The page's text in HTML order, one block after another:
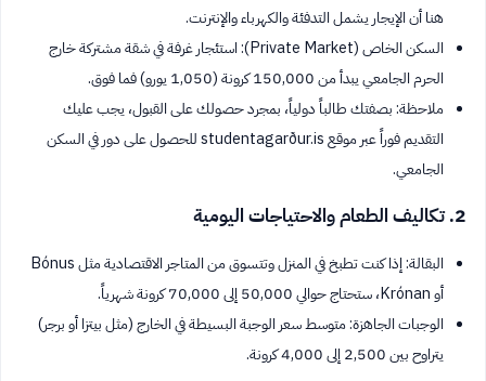
هنا أن الإيجار يشمل التدفئة والكهرباء والإنترنت.
السكن الخاص (Private Market): استئجار غرفة في شقة مشتركة خارج
الحرم الجامعي يبدأ من 150,000 كرونة (1,050 يورو) فما فوق.
ملاحظة: بصفتك طالباً دولياً، بمجرد حصولك على القبول، يجب عليك
التقديم فوراً عبر موقع studentagarður.is للحصول على دور في السكن
الجامعي.
2. تكاليف الطعام والاحتياجات اليومية
البقالة: إذا كنت تطبخ في المنزل وتتسوق من المتاجر الاقتصادية مثل Bónus
أو Krónan، ستحتاج حوالي 50,000 إلى 70,000 كرونة شهرياً.
الوجبات الجاهزة: متوسط سعر الوجبة البسيطة في الخارج (مثل بيتزا أو برجر)
يتراوح بين 2,500 إلى 4,000 كرونة.